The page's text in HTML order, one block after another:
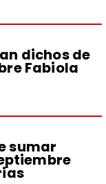
dichos de
Fabiola
sumar